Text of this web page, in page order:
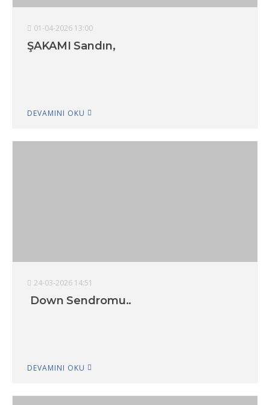
01-04-2026 13:00
ŞAKAMI Sandın,
DEVAMINI OKU
24-03-2026 14:51
Down Sendromu..
DEVAMINI OKU